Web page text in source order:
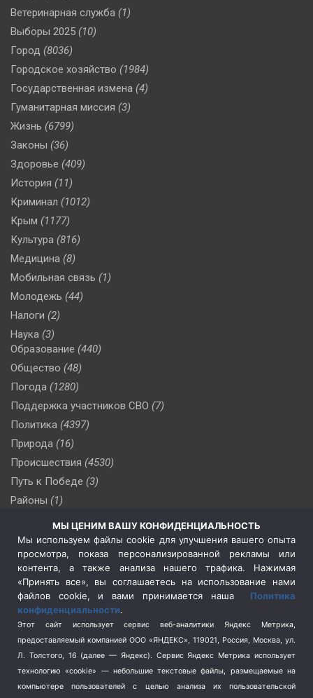
Ветеринарная служба (1)
Выборы 2025 (10)
Город (8036)
Городское хозяйство (1984)
Государственная измена (4)
Гуманитарная миссия (3)
Жизнь (6799)
Законы (36)
Здоровье (409)
История (11)
Криминал (1012)
Крым (1177)
Культура (816)
Медицина (8)
Мобильная связь (1)
Молодежь (44)
Налоги (2)
Наука (3)
Образование (440)
Общество (48)
Погода (1280)
Поддержка участников СВО (7)
Политика (4397)
Природа (16)
Происшествия (4530)
Путь к Победе (3)
Районы (1)
(510)
Сельское хозяйство (3)
Социальная политика
(3)
Спецоперация в Украине
Спецоперация на Украине
(404)
Спорт (740)
Терроризм (1)
Транспорт (262)
Туризм (178)
МЫ ЦЕНИМ ВАШУ КОНФИДЕНЦИАЛЬНОСТЬ
Мы используем файлы cookie для улучшения вашего опыта
просмотра, показа персонализированной рекламы или
контента, а также анализа нашего трафика. Нажимая
«Принять все», вы соглашаетесь на использование нами
файлов cookie, и вами принимается наша Политика
конфиденциальности.
Этот сайт использует сервис веб-аналитики Яндекс Метрика,
предоставляемый компанией ООО «ЯНДЕКС», 119021, Россия, Москва, ул.
Л. Толстого, 16 (далее — Яндекс). Сервис Яндекс Метрика использует
технологию «cookie» — небольшие текстовые файлы, размещаемые на
компьютере пользователей с целью анализа их пользовательской